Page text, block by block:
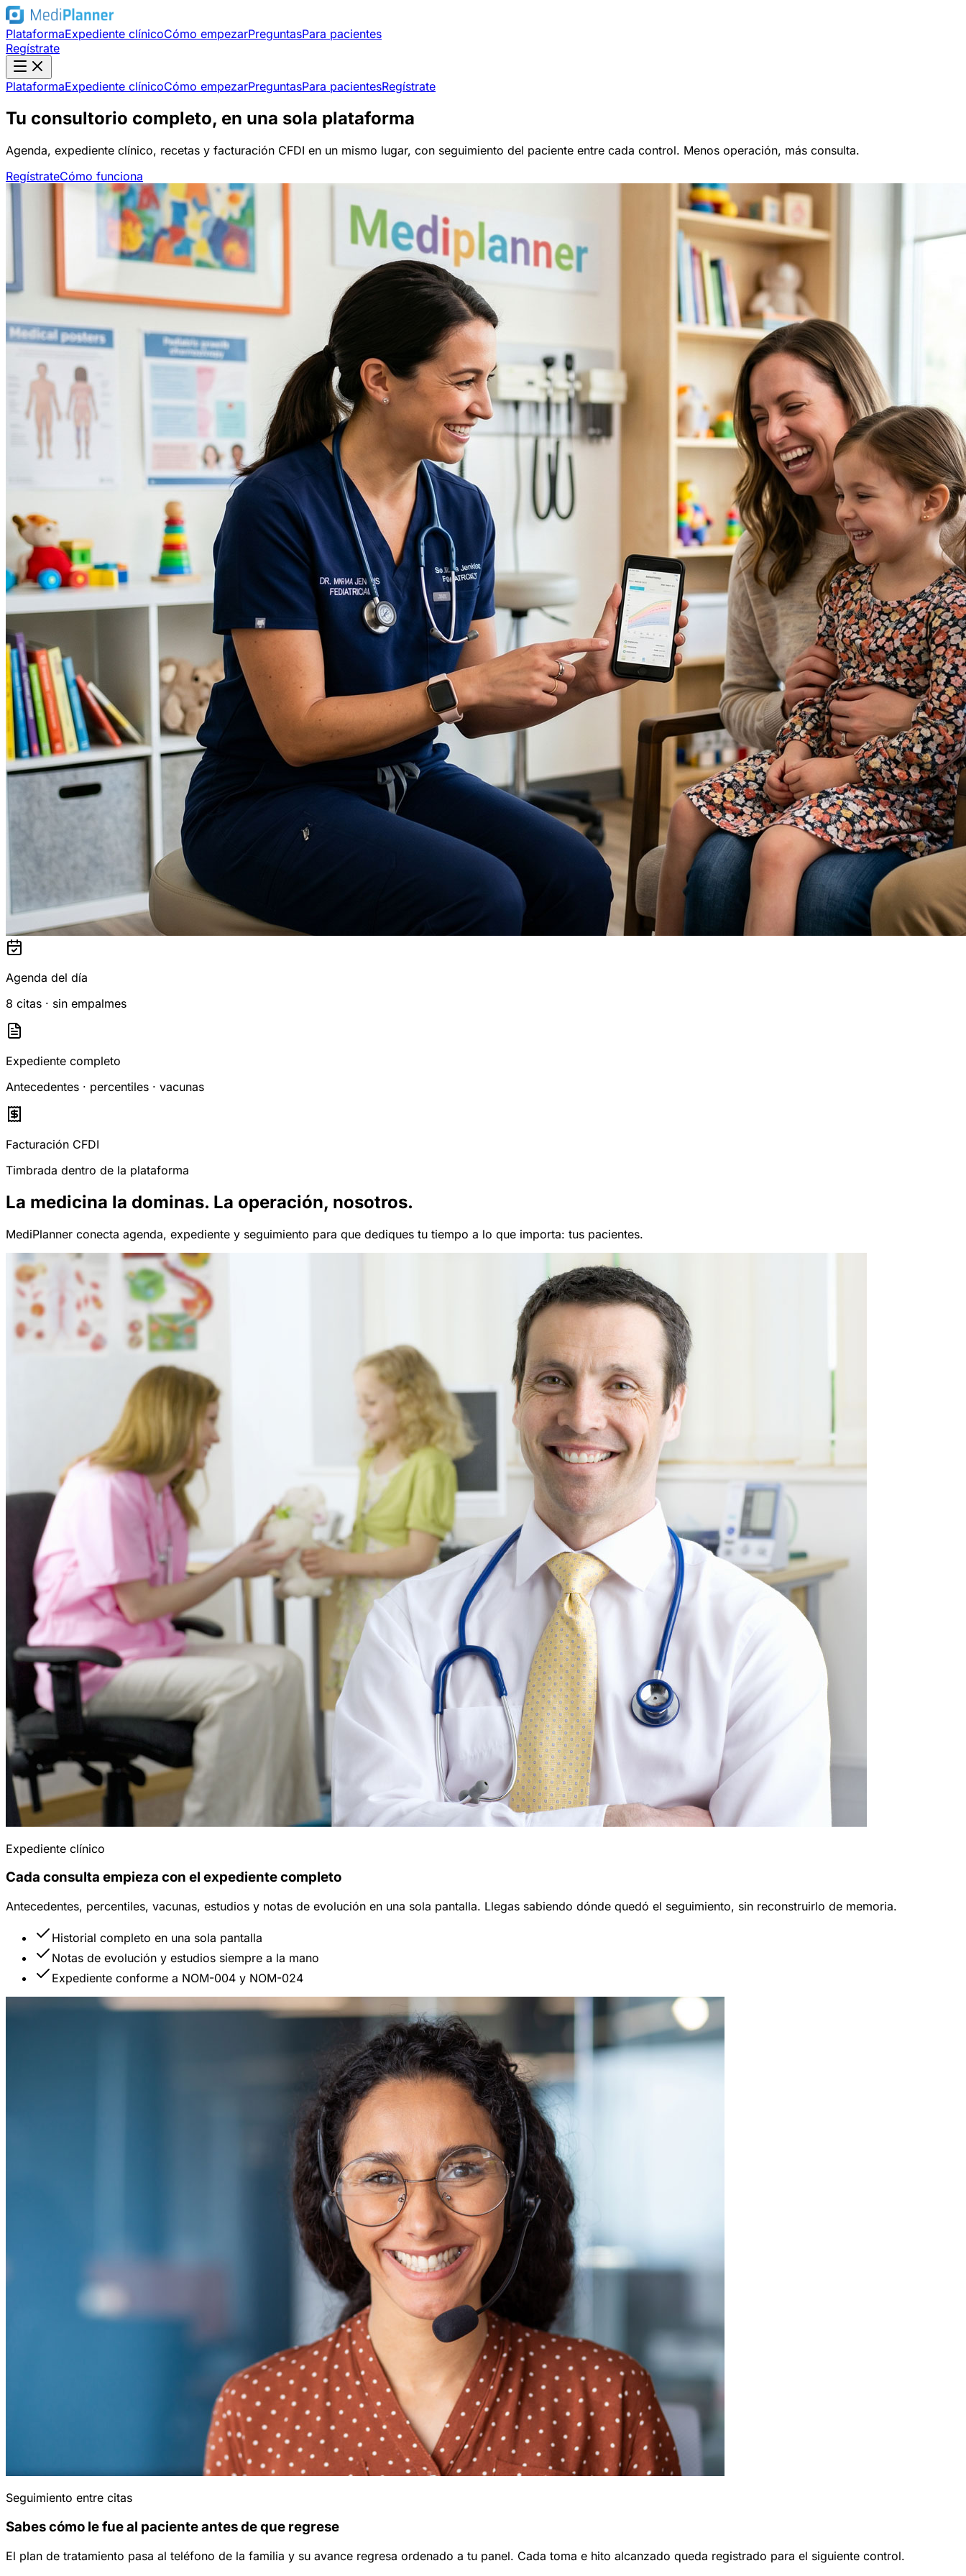
PlataformaExpediente clínicoCómo empezarPreguntasPara pacientes
Regístrate
PlataformaExpediente clínicoCómo empezarPreguntasPara pacientesRegístrate
Tu consultorio completo, en una sola plataforma
Agenda, expediente clínico, recetas y facturación CFDI en un mismo lugar, con seguimiento del paciente entre cada control. Menos operación, más consulta.
RegístrateCómo funciona
Agenda del día
8 citas · sin empalmes
Expediente completo
Antecedentes · percentiles · vacunas
Facturación CFDI
Timbrada dentro de la plataforma
La medicina la dominas. La operación, nosotros.
MediPlanner conecta agenda, expediente y seguimiento para que dediques tu tiempo a lo que importa: tus pacientes.
Expediente clínico
Cada consulta empieza con el expediente completo
Antecedentes, percentiles, vacunas, estudios y notas de evolución en una sola pantalla. Llegas sabiendo dónde quedó el seguimiento, sin reconstruirlo de memoria.
Historial completo en una sola pantalla
Notas de evolución y estudios siempre a la mano
Expediente conforme a NOM-004 y NOM-024
Seguimiento entre citas
Sabes cómo le fue al paciente antes de que regrese
El plan de tratamiento pasa al teléfono de la familia y su avance regresa ordenado a tu panel. Cada toma e hito alcanzado queda registrado para el siguiente control.